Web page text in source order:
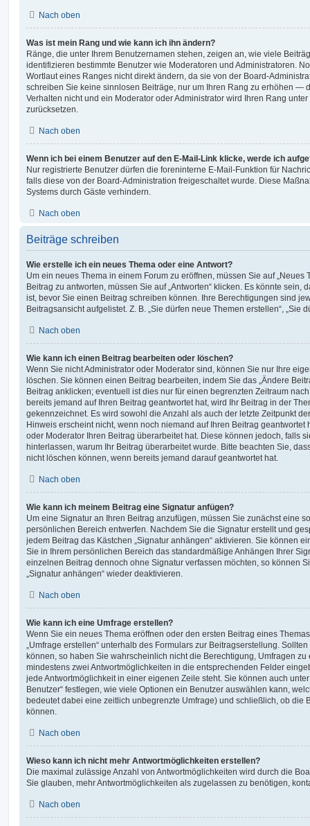
Nach oben
Was ist mein Rang und wie kann ich ihn ändern?
Ränge, die unter Ihrem Benutzernamen stehen, zeigen an, wie viele
identifizieren bestimmte Benutzer wie Moderatoren und Administratoren.
Wortlaut eines Ranges nicht direkt ändern, da sie von der Board-
schreiben Sie keine sinnlosen Beiträge, nur um Ihren Rang zu erhöhen —
Verhalten nicht und ein Moderator oder Administrator wird Ihren Rang
zurücksetzen.
Nach oben
Wenn ich bei einem Benutzer auf den E-Mail-Link klicke, werde ich
Nur registrierte Benutzer dürfen die foreninterne E-Mail-Funktion für
falls diese von der Board-Administration freigeschaltet wurde. Diese
Systems durch Gäste verhindern.
Nach oben
Beiträge schreiben
Wie erstelle ich ein neues Thema oder eine Antwort?
Um ein neues Thema in einem Forum zu eröffnen, müssen Sie auf „Neues
Beitrag zu antworten, müssen Sie auf „Antworten“ klicken. Es könnte sein,
ist, bevor Sie einen Beitrag schreiben können. Ihre Berechtigungen sind
Beitragsansicht aufgelistet. Z. B. „Sie dürfen neue Themen erstellen“, „Sie
Nach oben
Wie kann ich einen Beitrag bearbeiten oder löschen?
Wenn Sie nicht Administrator oder Moderator sind, können Sie nur Ihre
löschen. Sie können einen Beitrag bearbeiten, indem Sie das „Ändere
Beitrag anklicken; eventuell ist dies nur für einen begrenzten Zeitraum
bereits jemand auf Ihren Beitrag geantwortet hat, wird Ihr Beitrag in der
gekennzeichnet. Es wird sowohl die Anzahl als auch der letzte Zeitpunkt
Hinweis erscheint nicht, wenn noch niemand auf Ihren Beitrag geantwortet
oder Moderator Ihren Beitrag überarbeitet hat. Diese können jedoch, falls
hinterlassen, warum Ihr Beitrag überarbeitet wurde. Bitte beachten Sie,
nicht löschen können, wenn bereits jemand darauf geantwortet hat.
Nach oben
Wie kann ich meinem Beitrag eine Signatur anfügen?
Um eine Signatur an Ihren Beitrag anzufügen, müssen Sie zunächst eine
persönlichen Bereich entwerfen. Nachdem Sie die Signatur erstellt und
jedem Beitrag das Kästchen „Signatur anhängen“ aktivieren. Sie können
Sie in Ihrem persönlichen Bereich das standardmäßige Anhängen Ihrer
einzelnen Beitrag dennoch ohne Signatur verfassen möchten, so können
„Signatur anhängen“ wieder deaktivieren.
Nach oben
Wie kann ich eine Umfrage erstellen?
Wenn Sie ein neues Thema eröffnen oder den ersten Beitrag eines
„Umfrage erstellen“ unterhalb des Formulars zur Beitragserstellung.
können, so haben Sie wahrscheinlich nicht die Berechtigung, Umfragen
mindestens zwei Antwortmöglichkeiten in die entsprechenden Felder
jede Antwortmöglichkeit in einer eigenen Zeile steht. Sie können auch
Benutzer“ festlegen, wie viele Optionen ein Benutzer auswählen kann,
bedeutet dabei eine zeitlich unbegrenzte Umfrage) und schließlich, ob die
können.
Nach oben
Wieso kann ich nicht mehr Antwortmöglichkeiten erstellen?
Die maximal zulässige Anzahl von Antwortmöglichkeiten wird durch die
Sie glauben, mehr Antwortmöglichkeiten als zugelassen zu benötigen,
Nach oben